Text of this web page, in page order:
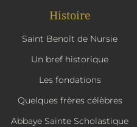
Histoire
Saint Benoît de Nursie
Un bref historique
Les fondations
Quelques frères célèbres
Abbaye Sainte Scholastique